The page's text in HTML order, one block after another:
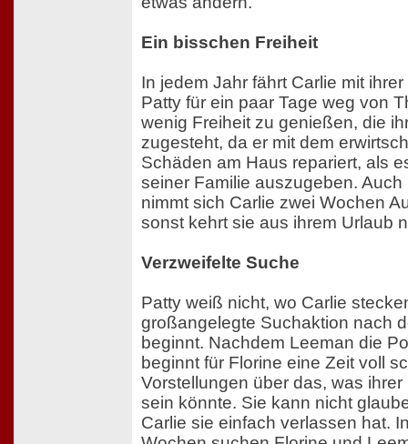
Ein bisschen Freiheit
In jedem Jahr fährt Carlie mit
Patty für ein paar Tage weg von
wenig Freiheit zu genießen, die
zugesteht, da er mit dem
Schäden am Haus repariert, als
seiner Familie auszugeben.
nimmt sich Carlie zwei Wochen
sonst kehrt sie aus ihrem Urlaub
Verzweifelte Suche
Patty weiß nicht, wo Carlie
großangelegte Suchaktion nach
beginnt. Nachdem Leeman die
beginnt für Florine eine Zeit voll
Vorstellungen über das, was
sein könnte. Sie kann nicht
Carlie sie einfach verlassen hat.